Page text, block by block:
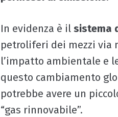
In evidenza è il sistema
petroliferi dei mezzi via
l’impatto ambientale e
questo cambiamento
potrebbe avere un
“gas rinnovabile”.